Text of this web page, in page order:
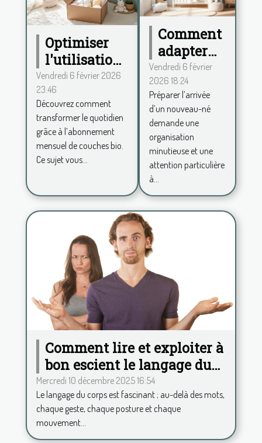
Optimiser
l'utilisation
des couches
bio via un
abonnement
mensuel
Vendredi 6 février 2026
23:46
Découvrez comment
transformer le quotidien
grâce à l’abonnement
mensuel de couches bio.
Ce sujet vous...
Comment
adapter
votre
maison à
l'arrivée
d'un
nouveau-
né?
Vendredi 6 février
2026 18:24
Préparer l’arrivée
d’un nouveau-né
demande une
organisation
minutieuse et une
attention particulière
à...
Comment lire et exploiter à
bon escient le langage du
corps ?
Mercredi 10 décembre 2025 16:54
Le langage du corps est fascinant ; au-delà des mots,
chaque geste, chaque posture et chaque
mouvement...